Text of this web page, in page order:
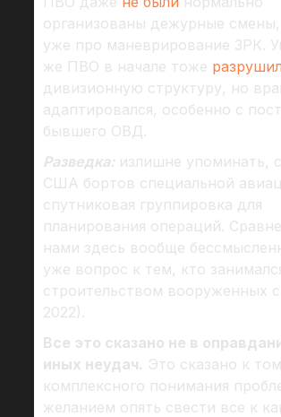
организованы дежурные смены,
уже про маневрирование ЗРК.
же ПВО в начале тоже
дивизионную структуру, но
адаптировался, особенно с
бывшего ОВД.
Разведка:излишне упоминать,
США бортов специальной
спутниковая группировка для
планирования операций.
нами здесь вообще
уже вопрос к тем, кто
строительством вооруженных
2022).
Все это сказано не в
иных неудач. Это сказано к
комплексного понимания
желанием опять свести все к